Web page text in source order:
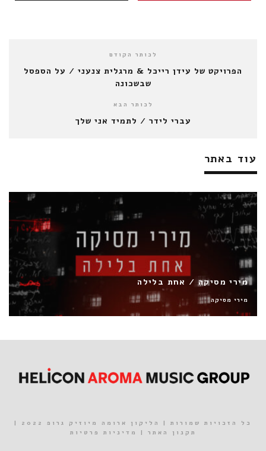
לכותר הקודם
הפרויקט של עידן רייכל & מרגלית צנעני / על הספסל
שבשכונה
לכותר הבא
עברי לידר / לתמיד אני שלך
עוד באתר
בן חן / מת לחבק אותך
בן חן
כל הזכויות שמורות | הליקון ארומה מיוזיק גרופ 2022 |
תקנון האתר | מדיניות פרטיות